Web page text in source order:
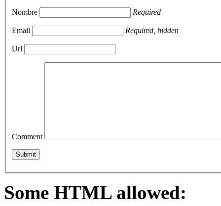
Nombre Required
Email Required, hidden
Url
Comment
Some HTML allowed: